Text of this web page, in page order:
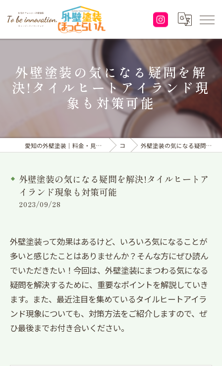
外壁塗装の気になる疑問を解
決!タイルヒートアイランド現
象も対策可能
愛知の外壁塗装｜料金・見積り｜塗り替えなら「株式会社To be innovation.」へ コラム 外壁塗装の気になる疑問を解決!タイルヒートアイランド現象も対策可能
外壁塗装の気になる疑問を解決!タイルヒートア
イランド現象も対策可能
2023/09/28
外壁塗装って効果はあるけど、いろいろ気になることが
多いと感じたことはありませんか？そんな方にぜひ読ん
でいただきたい！今回は、外壁塗装にまつわる気になる
疑問を解決するために、重要なポイントを解説していき
ます。また、最近注目を集めているタイルヒートアイラ
ンド現象についても、対策方法をご紹介しますので、ぜ
ひ最後までお付き合いください。